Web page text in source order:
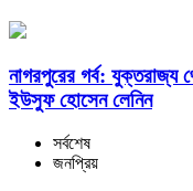
নাগরপুরের গর্ব: যুক্তরাজ্য
ইউসুফ হোসেন লেনিন
সর্বশেষ
জনপ্রিয়